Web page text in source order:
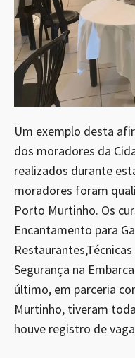
Um exemplo desta
dos moradores da
realizados durante
moradores foram
Porto Murtinho. Os
Encantamento para
Segurança na
último, em parceria
Murtinho, tiveram
houve registro de